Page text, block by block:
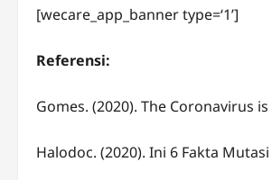
[wecare_app_banner type=‘1’]
Referensi:
Gomes. (2020). The Coronavirus
Halodoc. (2020). Ini 6 Fakta